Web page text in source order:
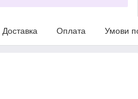
Доставка Оплата Умови